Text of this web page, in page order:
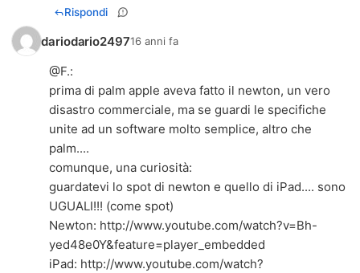
Rispondi
dariodario249716 anni fa
@F.:
prima di palm apple aveva fatto il newton, un vero
disastro commerciale, ma se guardi le specifiche
unite ad un software molto semplice, altro che
palm....
comunque, una curiosità:
guardatevi lo spot di newton e quello di iPad.... sono
UGUALI!!! (come spot)
Newton: http://www.youtube.com/watch?v=Bh-
yed48e0Y&feature=player_embedded
iPad: http://www.youtube.com/watch?